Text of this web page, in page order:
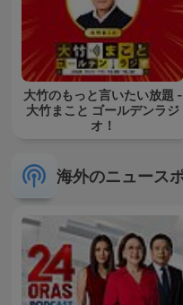
大竹のもっと言いたい放題 -
大竹まこと ゴールデンラジ
オ！
海外のニュース